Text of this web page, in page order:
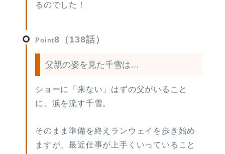
るのでした！
Point8（138話）
父親の姿を見た千雪は…
ショーに「来ない」はずの父がいること
に、涙を流す千雪。
そのまま準備を終えランウェイを歩き始め
ますが、最近仕事が上手くいっていること